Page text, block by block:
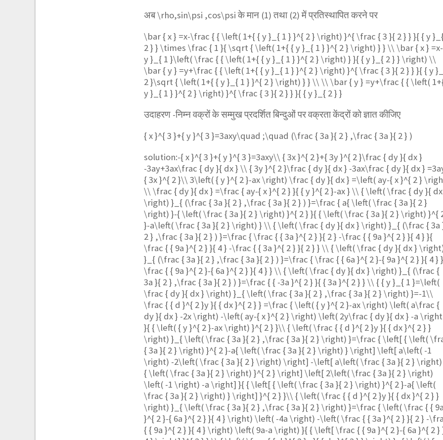
अब\rho,sin\psi ,cos\psiके मान (1) तथा (2) में प्रतिस्थापित करने पर
\bar { x } =x-\frac { { \left( 1+{ { y }_{ 1 } }^{ 2 } \right) }^{ \frac { 3 }{ 2 } } }{ { y
2 } } \times \frac { 1 }{ \sqrt { \left( 1+{ { y }_{ 1 } }^{ 2 } \right) } } \\ \bar { x }
y }_{ 1 }\left( \frac { { \left( 1+{ { y }_{ 1 } }^{ 2 } \right) } }{ { y }_{ 2 } } \right) \\
\bar { y } =y+\frac { { \left( 1+{ { y }_{ 1 } }^{ 2 } \right) }^{ \frac { 3 }{ 2 } } }{ { y
2 }\sqrt { \left( 1+{ { y }_{ 1 } }^{ 2 } \right) } } \\ \\ \bar { y } =y+\frac { { \left(
y }_{ 1 } }^{ 2 } \right) }^{ \frac { 3 }{ 2 } } }{ { y }_{ 2 } }
उदाहरण -निम्न वक्रों के सम्मुख प्रदर्शित बिन्दुओं पर वक्रता केंद्रों को ज्ञात कीजिए
{ x }^{ 3 }+{ y }^{ 3 }=3axy\quad ;\quad (\frac { 3a }{ 2 } ,\frac { 3a }{ 2 } )
solution:-{ x }^{ 3 }+{ y }^{ 3 }=3axy\\ { 3x }^{ 2 }+{ 3y }^{ 2 }\frac { dy }{ dx }
-3ay+3ax\frac { dy }{ dx } \\ { 3y }^{ 2 }\frac { dy }{ dx } -3ax\frac { dy }{ dx }
{ 3x }^{ 2 }\\ 3\left( { y }^{ 2 }-ax \right) \frac { dy }{ dx } =\left( ay-{ x }^{ 2 }
\\ \frac { dy }{ dx } =\frac { ay-{ x }^{ 2 } }{ { y }^{ 2 }-ax } \\ { \left( \frac { dy }{
\right) }_{ (\frac { 3a }{ 2 } ,\frac { 3a }{ 2 } ) }=\frac { a{ \left( \frac { 3a }{ 2 }
\right) }-{ \left( \frac { 3a }{ 2 } \right) }^{ 2 } }{ { \left( \frac { 3a }{ 2 } \right) }^{
}-a\left( \frac { 3a }{ 2 } \right) } \\ { \left( \frac { dy }{ dx } \right) }_{ (\frac { 3a
2 } ,\frac { 3a }{ 2 } ) }=\frac { \frac { { 3a }^{ 2 } }{ 2 } -\frac { { 9a }^{ 2 } }{ 4 } }{
\frac { { 9a }^{ 2 } }{ 4 } -\frac { { 3a }^{ 2 } }{ 2 } } \\ { \left( \frac { dy }{ dx }
}_{ (\frac { 3a }{ 2 } ,\frac { 3a }{ 2 } ) }=\frac { \frac { { 6a }^{ 2 }-{ 9a }^{ 2 } }{ 4 }
\frac { { 9a }^{ 2 }-{ 6a }^{ 2 } }{ 4 } } \\ { \left( \frac { dy }{ dx } \right) }_{ (\frac {
3a }{ 2 } ,\frac { 3a }{ 2 } ) }=\frac { { -3a }^{ 2 } }{ { 3a }^{ 2 } } \\ { { y }_{ 1 }=\left(
\frac { dy }{ dx } \right) }_{ \left( \frac { 3a }{ 2 } ,\frac { 3a }{ 2 } \right) }=-1\\
\frac { { d }^{ 2 }y }{ { dx }^{ 2 } } =\frac { \left( { y }^{ 2 }-ax \right) \left( a\frac {
dy }{ dx } -2x \right) -\left( ay-{ x }^{ 2 } \right) \left( 2y\frac { dy }{ dx } -a
}{ { \left( { y }^{ 2 }-ax \right) }^{ 2 } }\\ { \left( \frac { { d }^{ 2 }y }{ { dx }^{ 2 } }
\right) }_{ \left( \frac { 3a }{ 2 } ,\frac { 3a }{ 2 } \right) }=\frac { \left[ { \left(
{ 3a }{ 2 } \right) }^{ 2 }-a{ \left( \frac { 3a }{ 2 } \right) } \right] \left[ a\left( -1
\right) -2\left( \frac { 3a }{ 2 } \right) \right] -\left[ a\left( \frac { 3a }{ 2 }
{ \left( \frac { 3a }{ 2 } \right) }^{ 2 } \right] \left[ 2\left( \frac { 3a }{ 2 } \right)
\left( -1 \right) -a \right] }{ { \left[ { \left( \frac { 3a }{ 2 } \right) }^{ 2 }-a{ \left(
\frac { 3a }{ 2 } \right) } \right] }^{ 2 } }\\ { \left( \frac { { d }^{ 2 }y }{ { dx }^{ 2 } }
\right) }_{ \left( \frac { 3a }{ 2 } ,\frac { 3a }{ 2 } \right) }=\frac { \left( \frac { {
}^{ 2 }-{ 6a }^{ 2 } }{ 4 } \right) \left( -4a \right) -\left( \frac { { 3a }^{ 2 } }{ 2 } -
{ { 9a }^{ 2 } }{ 4 } \right) \left( 9a-a \right) }{ { \left[ \frac { { 9a }^{ 2 }-{ 6a }^{ 2 }